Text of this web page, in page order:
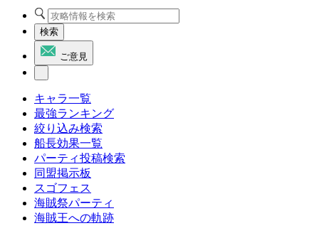
検索
ご意見
キャラ一覧
最強ランキング
絞り込み検索
船長効果一覧
パーティ投稿検索
同盟掲示板
スゴフェス
海賊祭パーティ
海賊王への軌跡